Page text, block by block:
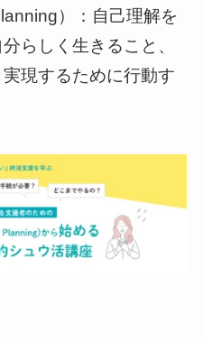
）：自己理解を
らしく生きること、
現するために行動す